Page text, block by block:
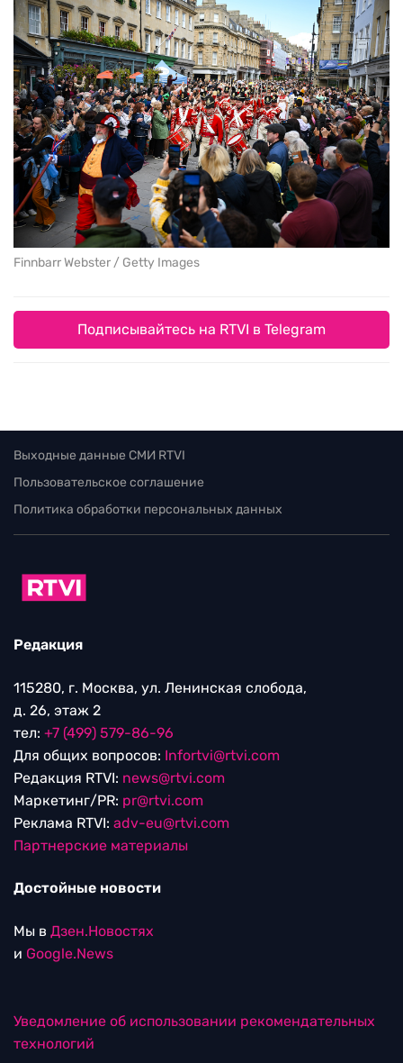
Finnbarr Webster / Getty Images
Подписывайтесь на RTVI в Telegram
Выходные данные СМИ RTVI
Пользовательское соглашение
Политика обработки персональных данных
Редакция
115280, г. Москва, ул. Ленинская слобода,
д. 26, этаж 2
тел: +7 (499) 579-86-96
Для общих вопросов: Infortvi@rtvi.com
Редакция RTVI: news@rtvi.com
Маркетинг/PR: pr@rtvi.com
Реклама RTVI: adv-eu@rtvi.com
Партнерские материалы
Достойные новости
Мы в Дзен.Новостях
и Google.News
Уведомление об использовании рекомендательных
технологий